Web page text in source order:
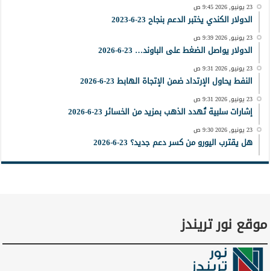
23 يونيو, 2026 9:45 ص
الدولار الكندي يختبر الدعم بنجاح 23-6-2023
23 يونيو, 2026 9:39 ص
الدولار يواصل الضغط على الباوند… 23-6-2026
23 يونيو, 2026 9:31 ص
النفط يحاول الإرتداد ضمن الإتجاة الهابط 23-6-2026
23 يونيو, 2026 9:31 ص
إشارات سلبية تُهدد الذهب بمزيد من الخسائر 23-6-2026
23 يونيو, 2026 9:30 ص
هل يقترب اليورو من كسر دعم جديد؟ 23-6-2026
موقع نور تريندز